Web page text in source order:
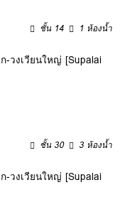
ชั้น 14
1 ห้องน้ำ
วงเวียนใหญ่ [Supalai
ชั้น 30
3 ห้องน้ำ
วงเวียนใหญ่ [Supalai